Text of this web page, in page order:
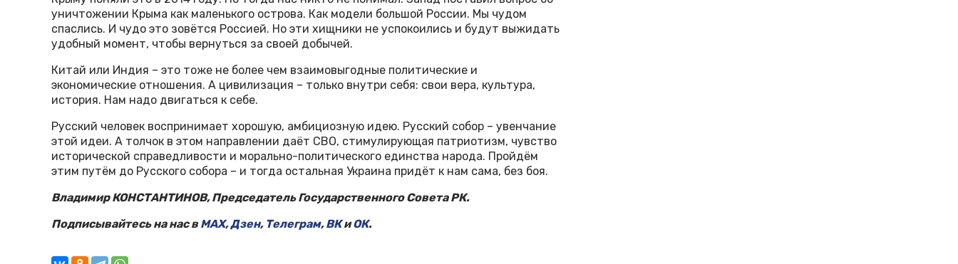
уничтожении Крыма как маленького острова. Как модели большой России. Мы чудом
спаслись. И чудо это зовётся Россией. Но эти хищники не успокоились и будут выжидать
удобный момент, чтобы вернуться за своей добычей.
Китай или Индия – это тоже не более чем взаимовыгодные политические и
экономические отношения. А цивилизация – только внутри себя: свои вера, культура,
история. Нам надо двигаться к себе.
Русский человек воспринимает хорошую, амбициозную идею. Русский собор – увенчание
этой идеи. А толчок в этом направлении даёт СВО, стимулирующая патриотизм, чувство
исторической справедливости и морально-политического единства народа. Пройдём
этим путём до Русского собора – и тогда остальная Украина придёт к нам сама, без боя.
Владимир КОНСТАНТИНОВ, Председатель Государственного Совета РК.
Подписывайтесь на нас вMAX,Дзен, Телеграм,ВКиОК.